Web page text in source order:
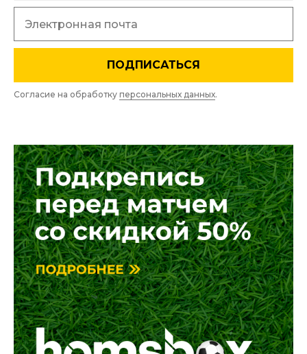
ПОДПИСАТЬСЯ
Согласие на обработку персональных данных.